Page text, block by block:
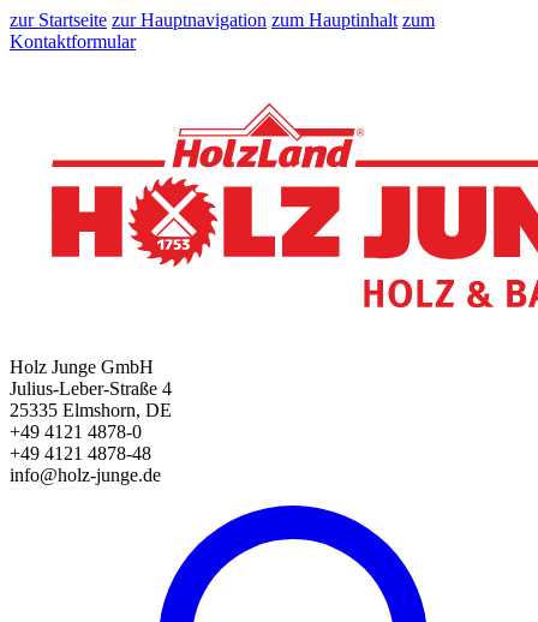
zur Startseite zur Hauptnavigation zum Hauptinhalt zum
Kontaktformular
Holz Junge GmbH
Julius-Leber-Straße 4
25335 Elmshorn, DE
+49 4121 4878-0
+49 4121 4878-48
info@holz-junge.de